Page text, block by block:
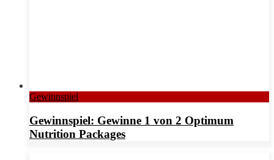
Gewinnspiel
Gewinnspiel: Gewinne 1 von 2 Optimum
Nutrition Packages